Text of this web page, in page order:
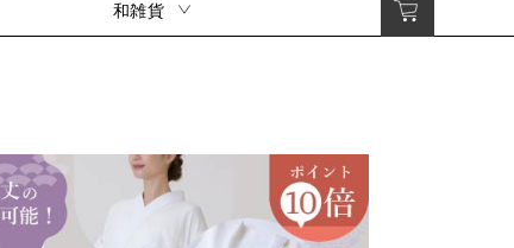
着付小物 肌着・インナー
割烹着
寝巻
便利グッズ
和雑貨
さんびオリジナル印伝
そよか
なごみ
二つ折り財布